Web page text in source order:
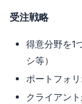
受注戦略
得意分野を1
シ等）
ポートフォ
クライアン